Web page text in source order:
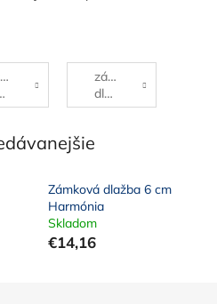
zámková
dlažba
7
Zámková dlažba 6 cm
Harmónia
Skladom
€14,16